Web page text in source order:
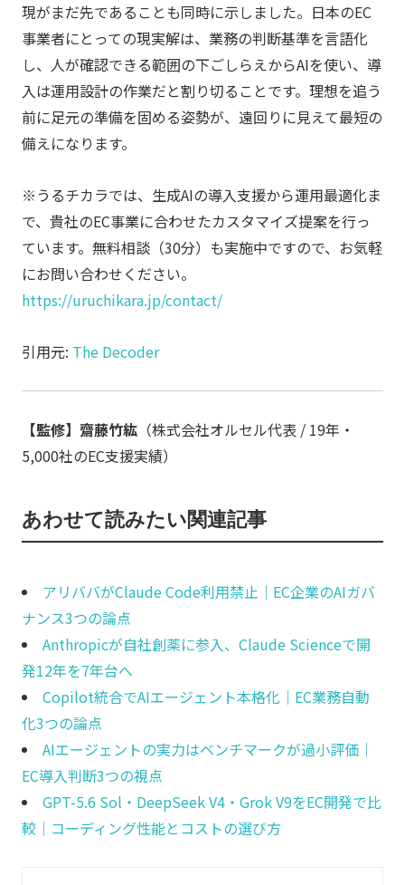
現がまだ先であることも同時に示しました。日本のEC
事業者にとっての現実解は、業務の判断基準を言語化
し、人が確認できる範囲の下ごしらえからAIを使い、導
入は運用設計の作業だと割り切ることです。理想を追う
前に足元の準備を固める姿勢が、遠回りに見えて最短の
備えになります。
※うるチカラでは、生成AIの導入支援から運用最適化ま
で、貴社のEC事業に合わせたカスタマイズ提案を行っ
ています。無料相談（30分）も実施中ですので、お気軽
にお問い合わせください。
https://uruchikara.jp/contact/
引用元: The Decoder
【監修】齋藤竹紘（株式会社オルセル代表 / 19年・
5,000社のEC支援実績）
あわせて読みたい関連記事
アリババがClaude Code利用禁止｜EC企業のAIガバ
ナンス3つの論点
Anthropicが自社創薬に参入、Claude Scienceで開
発12年を7年台へ
Copilot統合でAIエージェント本格化｜EC業務自動
化3つの論点
AIエージェントの実力はベンチマークが過小評価｜
EC導入判断3つの視点
GPT-5.6 Sol・DeepSeek V4・Grok V9をEC開発で比
較｜コーディング性能とコストの選び方